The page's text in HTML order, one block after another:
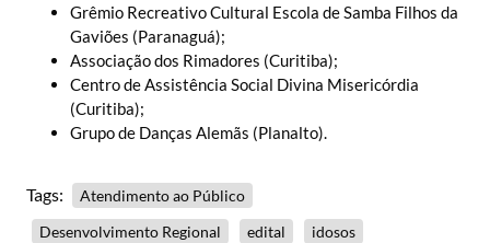
Grêmio Recreativo Cultural Escola de Samba Filhos da
Gaviões (Paranaguá);
Associação dos Rimadores (Curitiba);
Centro de Assistência Social Divina Misericórdia
(Curitiba);
Grupo de Danças Alemãs (Planalto).
Tags:
Atendimento ao Público
Desenvolvimento Regional
edital
idosos